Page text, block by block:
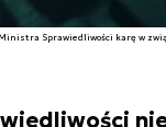
Ministra Sprawiedliwości karę w